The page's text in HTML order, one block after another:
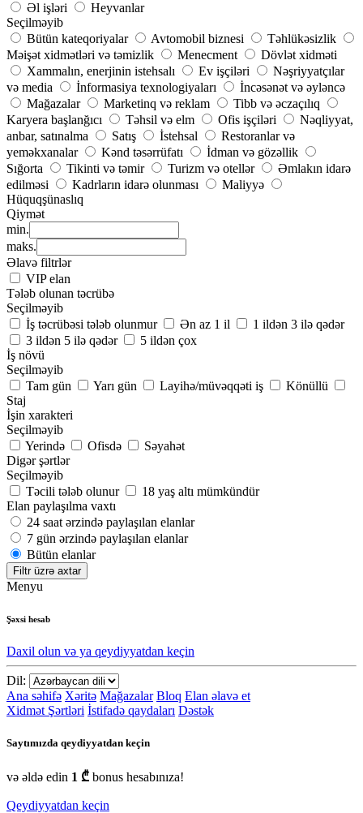
Əl işləri
Heyvanlar
Seçilməyib
Bütün kateqoriyalar
Avtomobil biznesi
Təhlükəsizlik
Məişət xidmətləri və təmizlik
Menecment
Dövlət xidməti
Xammalın, enerjinin istehsalı
Ev işçiləri
Nəşriyyatçılar
və media
İnformasiya texnologiyaları
İncəsənət və əyləncə
Mağazalar
Marketinq və reklam
Tibb və əczaçılıq
Karyera başlanğıcı
Təhsil və elm Ofis işçiləri
Nəqliyyat,
anbar, satınalma
Satış İstehsal
Restoranlar və
yeməkxanalar
Kənd təsərrüfatı
İdman və gözəllik
Sığorta
Tikinti və təmir Turizm və otellər
Əmlakın idarə
edilməsi
Kadrların idarə olunması
Maliyyə
Hüquqşünaslıq
Qiymət
min.
maks.
Əlavə filtrlər
VIP elan
Tələb olunan təcrübə
Seçilməyib
İş təcrübəsi tələb olunmur
Ən az 1 il
1 ildən 3 ilə qədər
3 ildən 5 ilə qədər
5 ildən çox
İş növü
Seçilməyib
Tam gün
Yarı gün Layihə/müvəqqəti iş
Könüllü
Staj
İşin xarakteri
Seçilməyib
Yerində
Ofisdə
Səyahət
Digər şərtlər
Seçilməyib
Təcili tələb olunur
18 yaş altı mümkündür
Elan paylaşılma vaxtı
24 saat ərzində paylaşılan elanlar
7 gün ərzində paylaşılan elanlar
Bütün elanlar
Filtr üzrə axtar
Menyu
Şəxsi hesab
Daxil olun və ya qeydiyyatdan keçin
Dil:
Ana səhifə Xəritə Mağazalar Bloq Elan əlavə et
Xidmət Şərtləri İstifadə qaydaları Dəstək
Saytımızda qeydiyyatdan keçin
və əldə edin 1 ₾ bonus hesabınıza!
Qeydiyyatdan keçin